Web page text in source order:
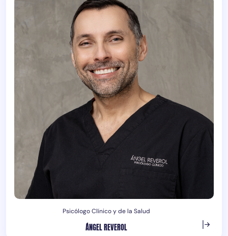
Psicólogo Clínico y de la Salud
ÁNGEL REVEROL